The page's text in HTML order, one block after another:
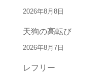
2026年8月8日
天狗の高転び
2026年8月7日
レフリー